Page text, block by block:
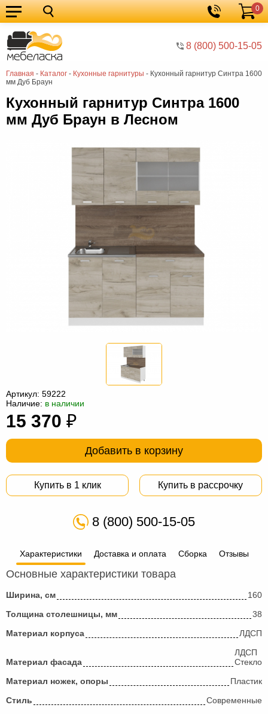
8 (800) 500-15-05
Корзина
0
Главная - Каталог - Кухонные гарнитуры - Кухонный гарнитур Синтра 1600
мм Дуб Браун
Кухонные
гарнитуры
Мебель
для
кухни
Мебель
для
спальни
Кровати
Шкафы
Диваны
мешки
Мебель
из
ротанга
Садовая
мебель
Косметологическое
оборудование
Кухонный гарнитур Синтра 1600
мм Дуб Браун в Лесном
Артикул: 59222
Наличие: в наличии
15 370 ₽
Добавить в корзину
Купить в 1 клик Купить в рассрочку
8 (800) 500-15-05
Характеристики Доставка и оплата Сборка Отзывы
Основные характеристики товара
Ширина, см
160
Толщина столешницы, мм
38
Материал корпуса
ЛДСП
Материал фасада
ЛДСП
Стекло
Материал ножек, опоры
Пластик
Стиль
Современные